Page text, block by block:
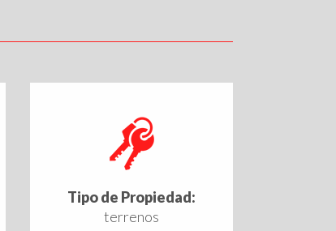
Tipo de Propiedad:
terrenos